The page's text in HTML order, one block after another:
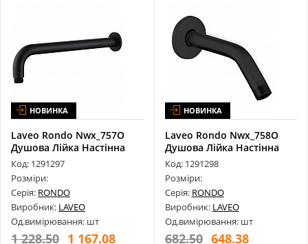
НОВИНКА
Laveo Rondo Nwx_757O
Душова Лійка Настінна
337 Мм
Код: 1291297
Розміри:
Серія: RONDO
Виробник: LAVEO
Од.вимірювання: шт
1 228.50 1 167.08
НОВИНКА
Laveo Rondo Nwx_758O
Душова Лійка Настінна
135 Мм
Код: 1291298
Розміри:
Серія: RONDO
Виробник: LAVEO
Од.вимірювання: шт
682.50 648.38